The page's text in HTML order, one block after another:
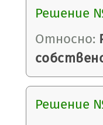
Решение
Относно:
Решение